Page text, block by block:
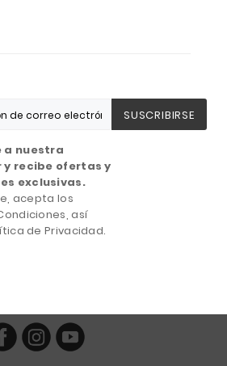
SUSCRIBIRSE
a nuestra
y recibe ofertas y
exclusivas.
acepta los
así
de Privacidad.